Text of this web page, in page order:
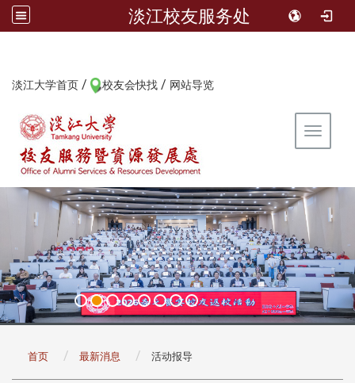
淡江校友服务处
淡江大学首页 / 校友会快找 / 网站导览
Toggle
首页 最新消息 活动报导